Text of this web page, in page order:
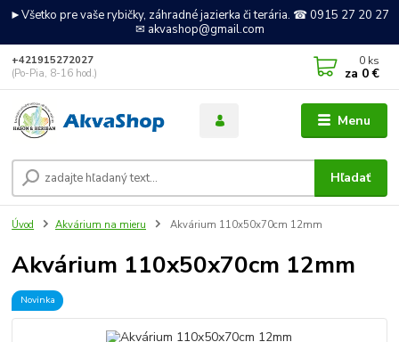
►Všetko pre vaše rybičky, záhradné jazierka či terária. ☎ 0915 27 20 27
✉ akvashop@gmail.com
Menu
Hľadať
+421915272027
(Po-Pia, 8-16 hod.)
0 ks
za 0 €
Úvod Akvárium na mieru Akvárium 110x50x70cm 12mm
Akvárium 110x50x70cm 12mm
Novinka